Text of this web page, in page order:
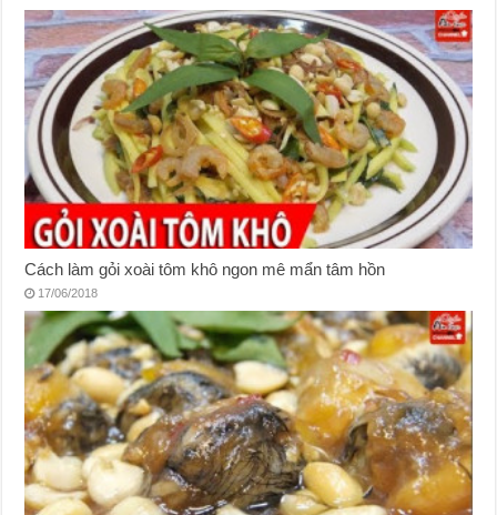
Cách làm gỏi xoài tôm khô ngon mê mẩn tâm hồn
17/06/2018